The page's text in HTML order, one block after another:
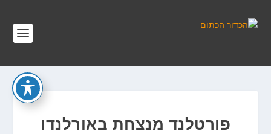
פורטלנד מנצחת באורלנדו